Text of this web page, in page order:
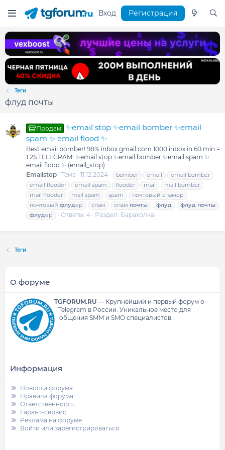
Вход Регистрация
Теги
флуд почты
Продам
✨email stop ✨email bomber ✨email
spam ✨ email flood ✨
Best email bomber! 98% inbox gmail.com 1000 inbox in 60 min =
1.2$ TELEGRAM: ✨email stop ✨email bomber ✨email spam ✨
email flood ✨ (email_stop)
Emailstop Тема 11.12.2024 bomber email
email bomber
email flooder
email spam flooder mail
mail bomber
mail flooder
mail spam spam
почтовый спамер
почтовый флудер спам спам почты флуд флуд почты
флудер Ответы: 4 Раздел: Барахолка
Теги
О форуме
TGFORUM.RU— Крупнейший и первый форум о
Telegram в России. Уникальное место для
общения SMM и SMO специалистов.
Информация
Новости форума
Правила форума
Ответственность
Гарант-сервис
Реклама на форуме
Войти или зарегистрироваться